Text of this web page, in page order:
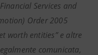
Services and
Order 2005
worth entities” e altre
comunicata,